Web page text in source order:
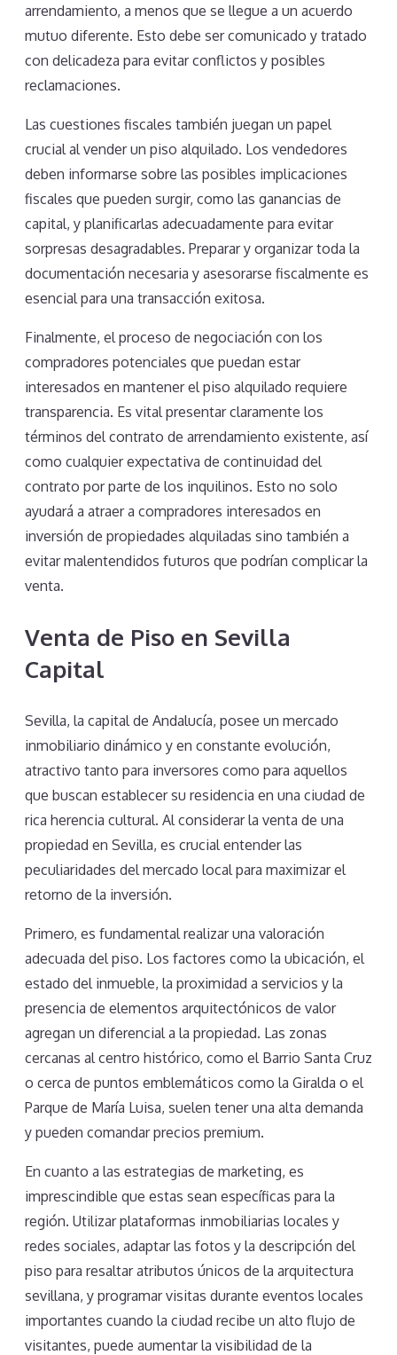
arrendamiento, a menos que se llegue a un acuerdo
mutuo diferente. Esto debe ser comunicado y tratado
con delicadeza para evitar conflictos y posibles
reclamaciones.
Las cuestiones fiscales también juegan un papel
crucial al vender un piso alquilado. Los vendedores
deben informarse sobre las posibles implicaciones
fiscales que pueden surgir, como las ganancias de
capital, y planificarlas adecuadamente para evitar
sorpresas desagradables. Preparar y organizar toda la
documentación necesaria y asesorarse fiscalmente es
esencial para una transacción exitosa.
Finalmente, el proceso de negociación con los
compradores potenciales que puedan estar
interesados en mantener el piso alquilado requiere
transparencia. Es vital presentar claramente los
términos del contrato de arrendamiento existente, así
como cualquier expectativa de continuidad del
contrato por parte de los inquilinos. Esto no solo
ayudará a atraer a compradores interesados en
inversión de propiedades alquiladas sino también a
evitar malentendidos futuros que podrían complicar la
venta.
Venta de Piso en Sevilla
Capital
Sevilla, la capital de Andalucía, posee un mercado
inmobiliario dinámico y en constante evolución,
atractivo tanto para inversores como para aquellos
que buscan establecer su residencia en una ciudad de
rica herencia cultural. Al considerar la venta de una
propiedad en Sevilla, es crucial entender las
peculiaridades del mercado local para maximizar el
retorno de la inversión.
Primero, es fundamental realizar una valoración
adecuada del piso. Los factores como la ubicación, el
estado del inmueble, la proximidad a servicios y la
presencia de elementos arquitectónicos de valor
agregan un diferencial a la propiedad. Las zonas
cercanas al centro histórico, como el Barrio Santa Cruz
o cerca de puntos emblemáticos como la Giralda o el
Parque de María Luisa, suelen tener una alta demanda
y pueden comandar precios premium.
En cuanto a las estrategias de marketing, es
imprescindible que estas sean específicas para la
región. Utilizar plataformas inmobiliarias locales y
redes sociales, adaptar las fotos y la descripción del
piso para resaltar atributos únicos de la arquitectura
sevillana, y programar visitas durante eventos locales
importantes cuando la ciudad recibe un alto flujo de
visitantes, puede aumentar la visibilidad de la